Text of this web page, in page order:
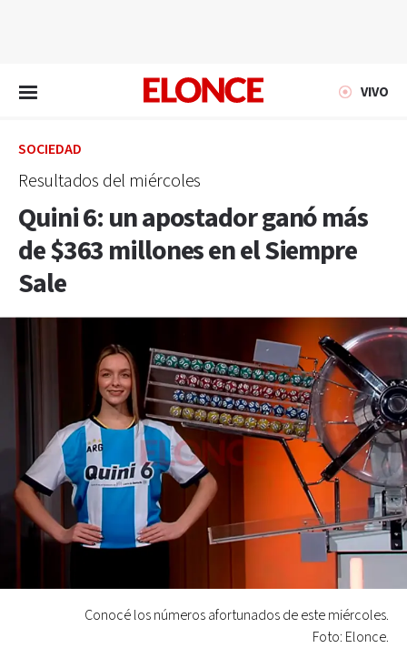
VIVO
SOCIEDAD
Resultados del miércoles
Quini 6: un apostador ganó más
de $363 millones en el Siempre
Sale
Conocé los números afortunados de este miércoles.
Foto: Elonce.